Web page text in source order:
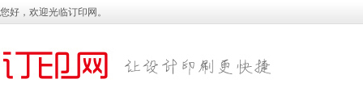
您好，欢迎光临订印网。